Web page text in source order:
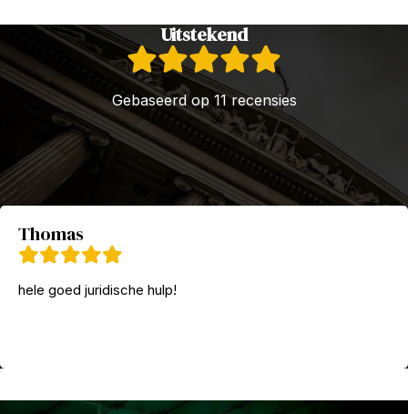
Uitstekend
Gebaseerd op 11 recensies
Thomas
hele goed juridische hulp!